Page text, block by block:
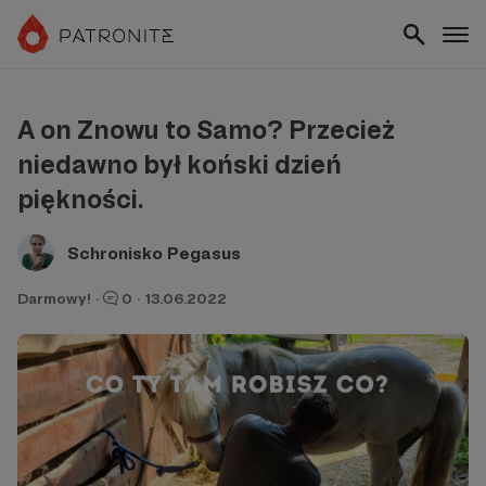
A on Znowu to Samo? Przecież
niedawno był koński dzień
piękności.
Schronisko Pegasus
Darmowy! · 0 · 13.06.2022